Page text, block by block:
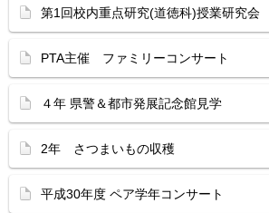
第1回校内重点研究(道徳科)授業研究会
PTA主催 ファミリーコンサート
４年 県警＆都市発展記念館見学
2年 さつまいもの収穫
平成30年度 ペア学年コンサート